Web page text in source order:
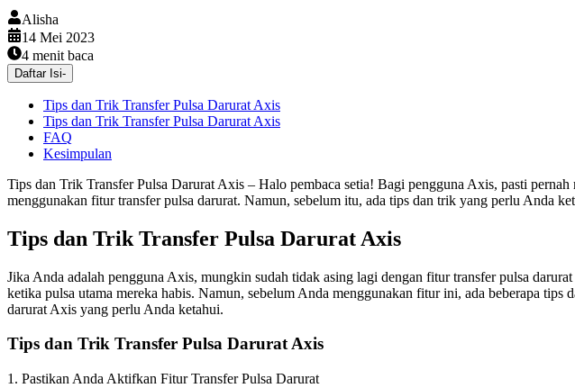
Alisha
14 Mei 2023
4 menit baca
Daftar Isi-
Tips dan Trik Transfer Pulsa Darurat Axis
Tips dan Trik Transfer Pulsa Darurat Axis
FAQ
Kesimpulan
Tips dan Trik Transfer Pulsa Darurat Axis – Halo pembaca setia! Bagi pengguna Axis, pasti
menggunakan fitur transfer pulsa darurat. Namun, sebelum itu, ada tips dan trik yang perlu Anda
Tips dan Trik Transfer Pulsa Darurat Axis
Jika Anda adalah pengguna Axis, mungkin sudah tidak asing lagi dengan fitur transfer pulsa
ketika pulsa utama mereka habis. Namun, sebelum Anda menggunakan fitur ini, ada beberapa
darurat Axis yang perlu Anda ketahui.
Tips dan Trik Transfer Pulsa Darurat Axis
1. Pastikan Anda Aktifkan Fitur Transfer Pulsa Darurat